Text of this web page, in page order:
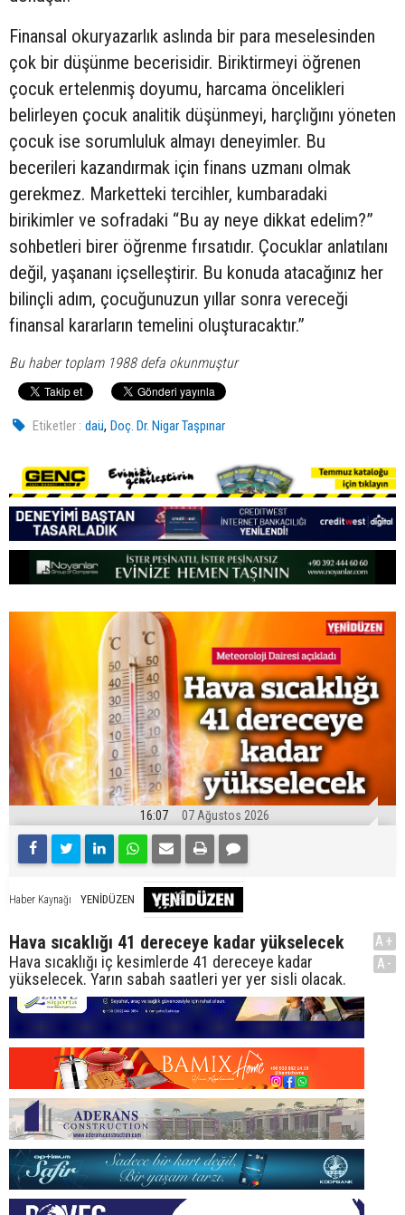
Finansal okuryazarlık aslında bir para meselesinden
çok bir düşünme becerisidir. Biriktirmeyi öğrenen
çocuk ertelenmiş doyumu, harcama öncelikleri
belirleyen çocuk analitik düşünmeyi, harçlığını yöneten
çocuk ise sorumluluk almayı deneyimler. Bu
becerileri kazandırmak için finans uzmanı olmak
gerekmez. Marketteki tercihler, kumbaradaki
birikimler ve sofradaki “Bu ay neye dikkat edelim?”
sohbetleri birer öğrenme fırsatıdır. Çocuklar anlatılanı
değil, yaşananı içselleştirir. Bu konuda atacağınız her
bilinçli adım, çocuğunuzun yıllar sonra vereceği
finansal kararların temelini oluşturacaktır.”
Bu haber toplam 1988 defa okunmuştur
Etiketler : daü,Doç. Dr. Nigar Taşpınar
16:07 07 Ağustos 2026
Haber Kaynağı YENİDÜZEN
Hava sıcaklığı 41 dereceye kadar yükselecek
Hava sıcaklığı iç kesimlerde 41 dereceye kadar
yükselecek. Yarın sabah saatleri yer yer sisli olacak.
A+
A-